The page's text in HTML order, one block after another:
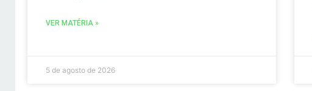
VER MATÉRIA »
5 de agosto de 2026